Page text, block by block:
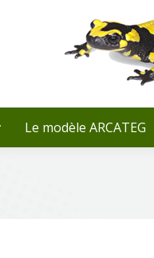
Le modèle ARCATEG